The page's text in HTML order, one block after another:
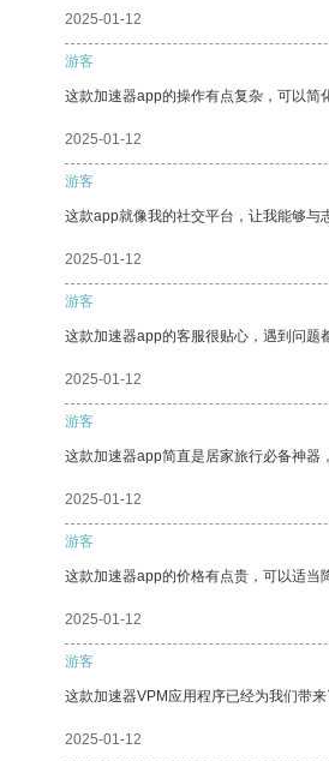
2025-01-12
游客
这款加速器app的操作有点复杂，可以简
2025-01-12
游客
这款app就像我的社交平台，让我能够与
2025-01-12
游客
这款加速器app的客服很贴心，遇到问题
2025-01-12
游客
这款加速器app简直是居家旅行必备神器
2025-01-12
游客
这款加速器app的价格有点贵，可以适当
2025-01-12
游客
这款加速器VPM应用程序已经为我们带
2025-01-12